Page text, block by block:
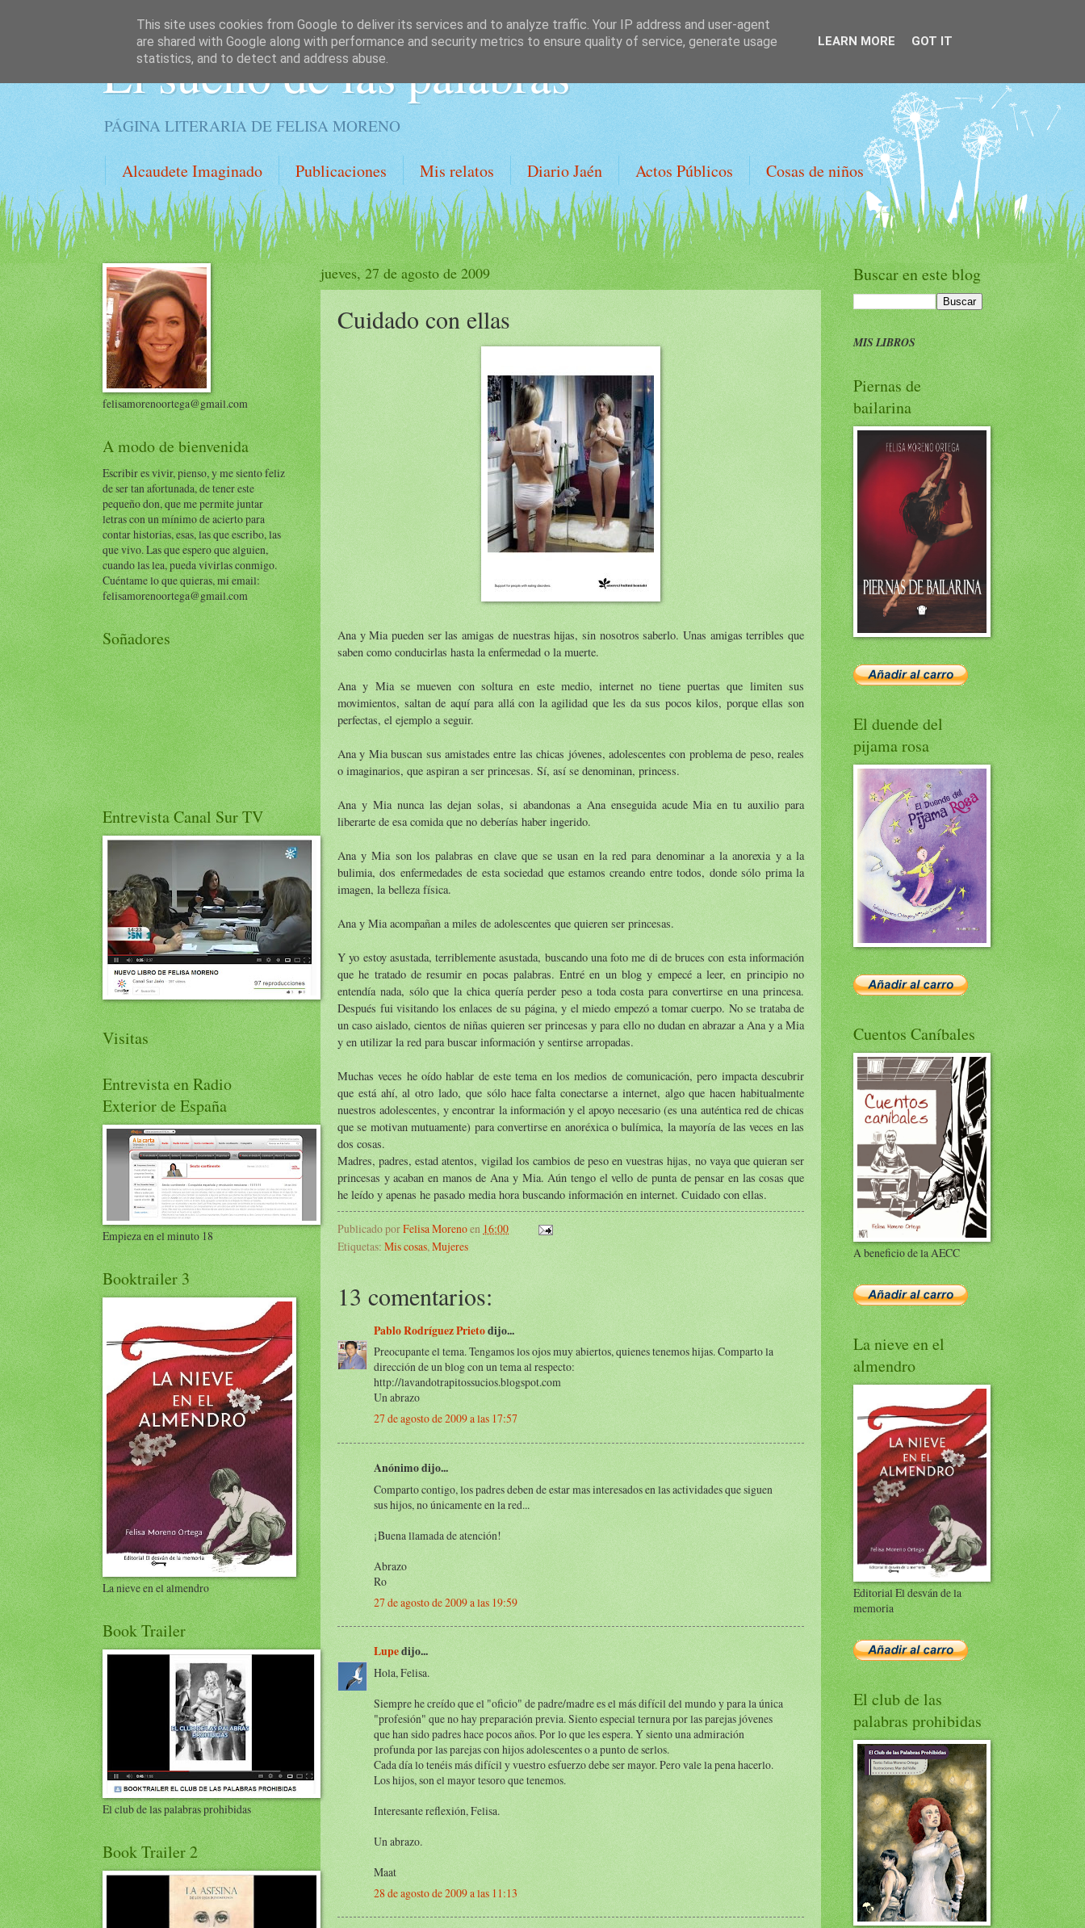
El sueño de las palabras
PÁGINA LITERARIA DE FELISA MORENO
Alcaudete Imaginado Publicaciones Mis relatos Diario Jaén Actos Públicos Cosas de niños
jueves, 27 de agosto de 2009
Cuidado con ellas
Ana y Mia pueden ser las amigas de nuestras hijas, sin nosotros saberlo. Unas amigas terribles que
saben como conducirlas hasta la enfermedad o la muerte.
Ana y Mia se mueven con soltura en este medio, internet no tiene puertas que limiten sus
movimientos, saltan de aquí para allá con la agilidad que les da sus pocos kilos, porque ellas son
perfectas, el ejemplo a seguir.
Ana y Mia buscan sus amistades entre las chicas jóvenes, adolescentes con problema de peso, reales
o imaginarios, que aspiran a ser princesas. Sí, así se denominan, princess.
Ana y Mia nunca las dejan solas, si abandonas a Ana enseguida acude Mia en tu auxilio para
liberarte de esa comida que no deberías haber ingerido.
Ana y Mia son los palabras en clave que se usan en la red para denominar a la anorexia y a la
bulimia, dos enfermedades de esta sociedad que estamos creando entre todos, donde sólo prima la
imagen, la belleza física.
Ana y Mia acompañan a miles de adolescentes que quieren ser princesas.
Y yo estoy asustada, terriblemente asustada, buscando una foto me di de bruces con esta información
que he tratado de resumir en pocas palabras. Entré en un blog y empecé a leer, en principio no
entendía nada, sólo que la chica quería perder peso a toda costa para convertirse en una princesa.
Después fui visitando los enlaces de su página, y el miedo empezó a tomar cuerpo. No se trataba de
un caso aislado, cientos de niñas quieren ser princesas y para ello no dudan en abrazar a Ana y a Mia
y en utilizar la red para buscar información y sentirse arropadas.
Muchas veces he oído hablar de este tema en los medios de comunicación, pero impacta descubrir
que está ahí, al otro lado, que sólo hace falta conectarse a internet, algo que hacen habitualmente
nuestros adolescentes, y encontrar la información y el apoyo necesario (es una auténtica red de chicas
que se motivan mutuamente) para convertirse en anoréxica o bulímica, la mayoría de las veces en las
dos cosas.
Madres, padres, estad atentos, vigilad los cambios de peso en vuestras hijas, no vaya que quieran ser
princesas y acaban en manos de Ana y Mia. Aún tengo el vello de punta de pensar en las cosas que
he leído y apenas he pasado media hora buscando información en internet. Cuidado con ellas.
Publicado porFelisa Morenoen 16:00
Etiquetas: Mis cosas, Mujeres
13 comentarios:
Pablo Rodríguez Prietodijo...
Preocupante el tema. Tengamos los ojos muy abiertos, quienes tenemos hijas. Comparto la
dirección de un blog con un tema al respecto:
http://lavandotrapitossucios.blogspot.com
Un abrazo
27 de agosto de 2009 a las 17:57
Anónimo dijo...
Comparto contigo, los padres deben de estar mas interesados en las actividades que siguen
sus hijos, no únicamente en la red...
¡Buena llamada de atención!
Abrazo
Ro
27 de agosto de 2009 a las 19:59
Lupedijo...
Hola, Felisa.
Siempre he creído que el "oficio" de padre/madre es el más difícil del mundo y para la única
"profesión" que no hay preparación previa. Siento especial ternura por las parejas jóvenes
que han sido padres hace pocos años. Por lo que les espera. Y siento una admiración
profunda por las parejas con hijos adolescentes o a punto de serlos.
Cada día lo tenéis más difícil y vuestro esfuerzo debe ser mayor. Pero vale la pena hacerlo.
Los hijos, son el mayor tesoro que tenemos.
Interesante reflexión, Felisa.
Un abrazo.
Maat
28 de agosto de 2009 a las 11:13
felisamorenoortega@gmail.com
A modo de bienvenida
Escribir es vivir, pienso, y me siento feliz
de ser tan afortunada, de tener este
pequeño don, que me permite juntar
letras con un mínimo de acierto para
contar historias, esas, las que escribo, las
que vivo. Las que espero que alguien,
cuando las lea, pueda vivirlas conmigo.
Cuéntame lo que quieras, mi email:
felisamorenoortega@gmail.com
Soñadores
Entrevista Canal Sur TV
Visitas
Entrevista en Radio
Exterior de España
Empieza en el minuto 18
Booktrailer 3
La nieve en el almendro
Book Trailer
El club de las palabras prohibidas
Book Trailer 2
Buscar en este blog
MIS LIBROS
Piernas de
bailarina
El duende del
pijama rosa
Cuentos Caníbales
A beneficio de la AECC
La nieve en el
almendro
Editorial El desván de la
memoria
El club de las
palabras prohibidas
This site uses cookies from Google to deliver its services and to analyze traffic. Your IP address and user-agent
are shared with Google along with performance and security metrics to ensure quality of service, generate usage
statistics, and to detect and address abuse.
LEARN MORE GOT IT